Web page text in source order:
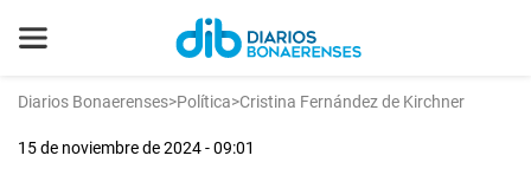
Diarios Bonaerenses>Política>Cristina Fernández de Kirchner
15 de noviembre de 2024 - 09:01